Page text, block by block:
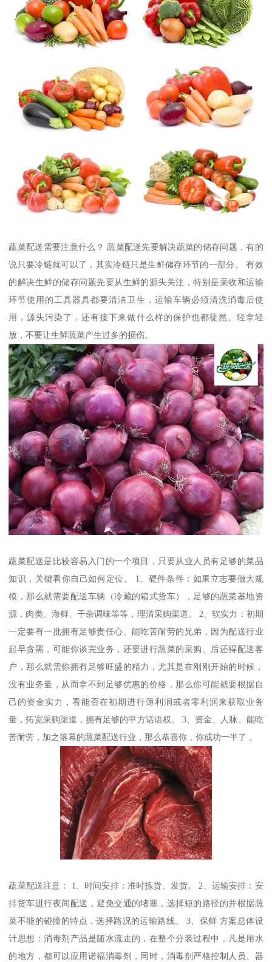
蔬菜配送需要注意什么？ 蔬菜配送先要解决蔬菜的储存问题，有的
说只要冷链就可以了，其实冷链只是生鲜储存环节的一部分。 有效
的解决生鲜的储存问题先要从生鲜的源头关注，特别是采收和运输
环节使用的工具器具都要清洁卫生，运输车辆必须清洗消毒后使
用，源头污染了，还有接下来做什么样的保护也都徒然。轻拿轻
放，不要让生鲜蔬菜产生过多的损伤。
蔬菜配送是比较容易入门的一个项目，只要从业人员有足够的菜品
知识，关键看你自己如何定位。 1、硬件条件：如果立志要做大规
模，那么就需要配送车辆（冷藏的箱式货车），足够的蔬菜基地资
源，肉类、海鲜、干杂调味等等，理清采购渠道。 2、软实力：初期
一定要有一批拥有足够责任心、能吃苦耐劳的兄弟，因为配送行业
起早贪黑，可能你谈完业务，还要进行蔬菜的采购、后还得配送客
户，那么就需你拥有足够旺盛的精力，尤其是在刚刚开始的时候，
没有业务量，从而拿不到足够优惠的价格，那么你可能就要根据自
己的资金实力，看能否在初期进行薄利润或者零利润来获取业务
量，拓宽采购渠道，拥有足够的甲方话语权。 3、资金、人脉、能吃
苦耐劳，加之落幕的蔬菜配送行业，那么恭喜你，你成功一半了 。
蔬菜配送注意： 1、时间安排：准时拣货、发货。 2、运输安排：安
排货车进行夜间配送，避免交通的堵塞，选择短的路径的并根据蔬
菜不能的碰撞的特点，选择路况的运输路线。 3、保鲜 方案总体设
计思想：消毒剂产品是随水流走的，在整个分装过程中，凡是用水
的地方，都可以应用诺福消毒剂，同时，消毒剂严格控制人员、器